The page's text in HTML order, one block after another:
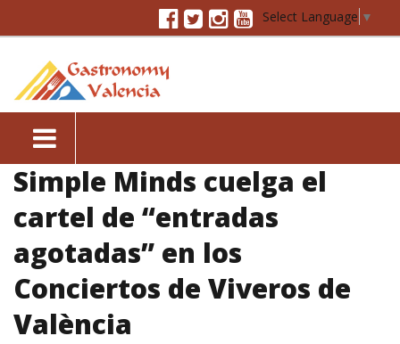
Select Language ▼
Simple Minds cuelga el
cartel de “entradas
agotadas” en los
Conciertos de Viveros de
València